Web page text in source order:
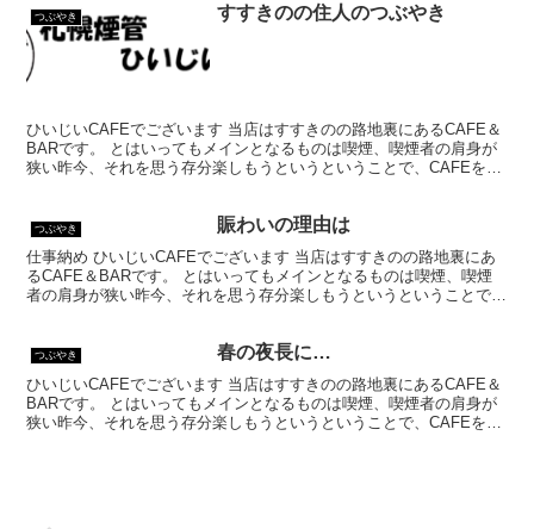
つぶやき すすきのの住人のつぶやき
ひいじいCAFEでございます 当店はすすきのの路地裏にあるCAFE＆
BARです。 とはいってもメインとなるものは喫煙、喫煙者の肩身が
狭い昨今、それを思う存分楽しもうというということで、CAFEを名
つぶやき 賑わいの理由は
仕事納め ひいじいCAFEでございます 当店はすすきのの路地裏にあ
るCAFE＆BARです。 とはいってもメインとなるものは喫煙、喫煙
者の肩身が狭い昨今、それを思う存分楽しもうというということで、
つぶやき 春の夜長に…
ひいじいCAFEでございます 当店はすすきのの路地裏にあるCAFE＆
BARです。 とはいってもメインとなるものは喫煙、喫煙者の肩身が
狭い昨今、それを思う存分楽しもうというということで、CAFEを名